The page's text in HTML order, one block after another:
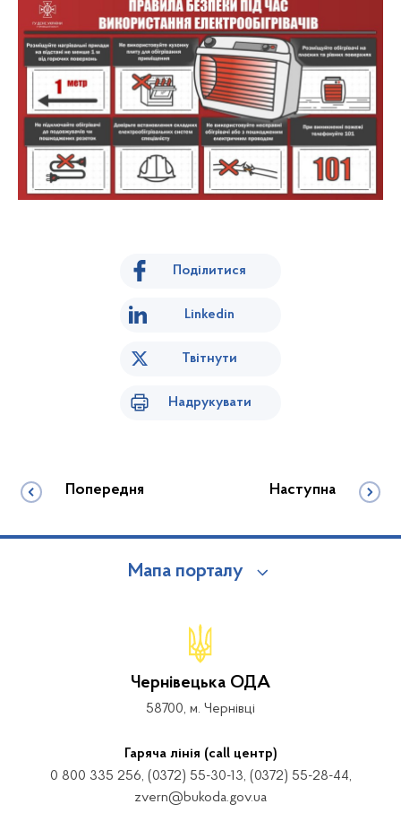
Поділитися
Linkedin
Твітнути
Надрукувати
Попередня Наступна
Мапа порталу
Чернівецька ОДА
58700, м. Чернівці
Гаряча лінія (call центр)
0 800 335 256, (0372) 55-30-13, (0372) 55-28-44,
zvern@bukoda.gov.ua